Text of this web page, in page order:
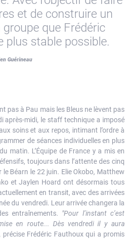
et de construire un
que Frédéric
plus stable possible.
Guérineau
pas à Pau mais les Bleus ne lèvent pas
après-midi, le staff technique a imposé
soins et aux repos, intimant l’ordre à
de séances individuelles en plus
matin. L’Équipe de France y a mis en
toujours dans l’attente des cinq
le Béarn le 22 juin. Elie Okobo, Matthew
et Jaylen Hoard ont désormais tous
en transit, avec des arrivées
du vendredi. Leur arrivée changera la
entraînements. "Pour l’instant c’est
en route... Dès vendredi il y aura
précise Frédéric Fauthoux qui a promis